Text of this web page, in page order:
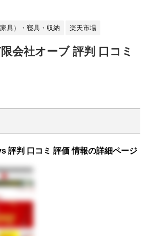
具）・寝具・収納 楽天市場
会社オーブ 評判 口コミ
評判 口コミ 評価 情報の詳細ページ